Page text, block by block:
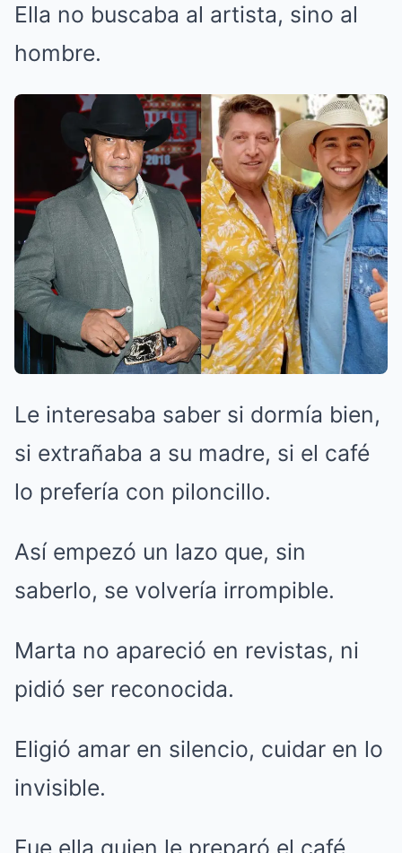
Ella no buscaba al artista, sino al
hombre.
Le interesaba saber si dormía bien,
si extrañaba a su madre, si el café
lo prefería con piloncillo.
Así empezó un lazo que, sin
saberlo, se volvería irrompible.
Marta no apareció en revistas, ni
pidió ser reconocida.
Eligió amar en silencio, cuidar en lo
invisible.
Fue ella quien le preparó el café